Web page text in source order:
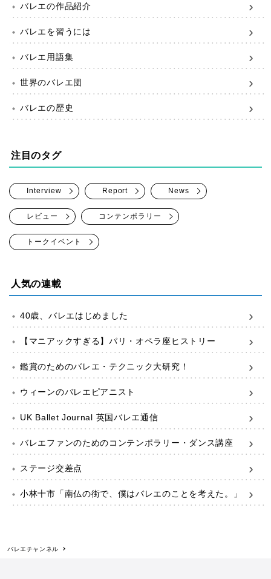
バレエの作品紹介
バレエを習うには
バレエ用語集
世界のバレエ団
バレエの歴史
注目のタグ
Interview Report News
レビュー コンテンポラリー
トークイベント
人気の連載
40歳、バレエはじめました
【マニアックすぎる】パリ・オペラ座ヒストリー
鑑賞のためのバレエ・テクニック大研究！
ウィーンのバレエピアニスト
UK Ballet Journal 英国バレエ通信
バレエファンのためのコンテンポラリー・ダンス講座
ステージ交差点
小林十市「南仏の街で、僕はバレエのことを考えた。」
バレエチャンネル